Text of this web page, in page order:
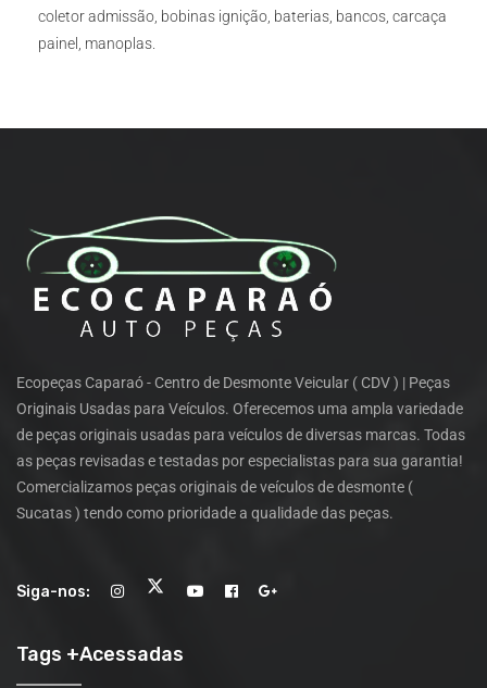
coletor admissão, bobinas ignição, baterias, bancos, carcaça
painel, manoplas.
Ecopeças Caparaó - Centro de Desmonte Veicular ( CDV ) | Peças
Originais Usadas para Veículos. Oferecemos uma ampla variedade
de peças originais usadas para veículos de diversas marcas. Todas
as peças revisadas e testadas por especialistas para sua garantia!
Comercializamos peças originais de veículos de desmonte (
Sucatas ) tendo como prioridade a qualidade das peças.
Siga-nos:
Tags +Acessadas